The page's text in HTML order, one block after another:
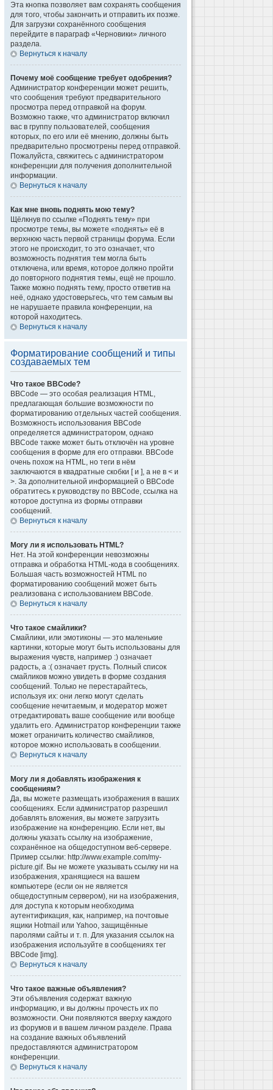
Эта кнопка позволяет вам сохранять сообщения
для того, чтобы закончить и отправить их позже.
Для загрузки сохранённого сообщения
перейдите в параграф «Черновики» личного
раздела.
Вернуться к началу
Почему моё сообщение требует одобрения?
Администратор конференции может решить,
что сообщения требуют предварительного
просмотра перед отправкой на форум.
Возможно также, что администратор включил
вас в группу пользователей, сообщения
которых, по его или её мнению, должны быть
предварительно просмотрены перед отправкой.
Пожалуйста, свяжитесь с администратором
конференции для получения дополнительной
информации.
Вернуться к началу
Как мне вновь поднять мою тему?
Щёлкнув по ссылке «Поднять тему» при
просмотре темы, вы можете «поднять» её в
верхнюю часть первой страницы форума. Если
этого не происходит, то это означает, что
возможность поднятия тем могла быть
отключена, или время, которое должно пройти
до повторного поднятия темы, ещё не прошло.
Также можно поднять тему, просто ответив на
неё, однако удостоверьтесь, что тем самым вы
не нарушаете правила конференции, на
которой находитесь.
Вернуться к началу
Форматирование сообщений и типы
создаваемых тем
Что такое BBCode?
BBCode — это особая реализация HTML,
предлагающая большие возможности по
форматированию отдельных частей сообщения.
Возможность использования BBCode
определяется администратором, однако
BBCode также может быть отключён на уровне
сообщения в форме для его отправки. BBCode
очень похож на HTML, но теги в нём
заключаются в квадратные скобки [ и ], а не в < и
>. За дополнительной информацией о BBCode
обратитесь к руководству по BBCode, ссылка на
которое доступна из формы отправки
сообщений.
Вернуться к началу
Могу ли я использовать HTML?
Нет. На этой конференции невозможны
отправка и обработка HTML-кода в сообщениях.
Большая часть возможностей HTML по
форматированию сообщений может быть
реализована с использованием BBCode.
Вернуться к началу
Что такое смайлики?
Смайлики, или эмотиконы — это маленькие
картинки, которые могут быть использованы для
выражения чувств, например :) означает
радость, а :( означает грусть. Полный список
смайликов можно увидеть в форме создания
сообщений. Только не перестарайтесь,
используя их: они легко могут сделать
сообщение нечитаемым, и модератор может
отредактировать ваше сообщение или вообще
удалить его. Администратор конференции также
может ограничить количество смайликов,
которое можно использовать в сообщении.
Вернуться к началу
Могу ли я добавлять изображения к
сообщениям?
Да, вы можете размещать изображения в ваших
сообщениях. Если администратор разрешил
добавлять вложения, вы можете загрузить
изображение на конференцию. Если нет, вы
должны указать ссылку на изображение,
сохранённое на общедоступном веб-сервере.
Пример ссылки: http://www.example.com/my-
picture.gif. Вы не можете указывать ссылку ни на
изображения, хранящиеся на вашем
компьютере (если он не является
общедоступным сервером), ни на изображения,
для доступа к которым необходима
аутентификация, как, например, на почтовые
ящики Hotmail или Yahoo, защищённые
паролями сайты и т. п. Для указания ссылок на
изображения используйте в сообщениях тег
BBCode [img].
Вернуться к началу
Что такое важные объявления?
Эти объявления содержат важную
информацию, и вы должны прочесть их по
возможности. Они появляются вверху каждого
из форумов и в вашем личном разделе. Права
на создание важных объявлений
предоставляются администратором
конференции.
Вернуться к началу